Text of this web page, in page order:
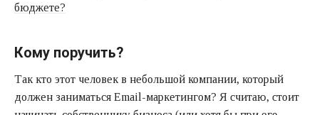
бюджете?
Кому поручить?
Так кто этот человек в небольшой компании, который
должен заниматься Еmail-маркетингом? Я считаю, стоит